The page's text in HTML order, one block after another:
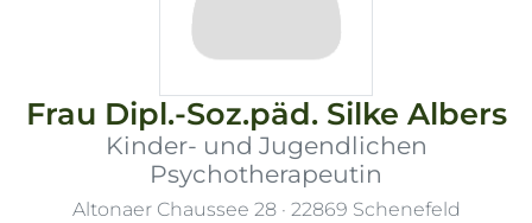
Frau Dipl.-Soz.päd. Silke Albers
Kinder- und Jugendlichen
Psychotherapeutin
Altonaer Chaussee 28 · 22869 Schenefeld